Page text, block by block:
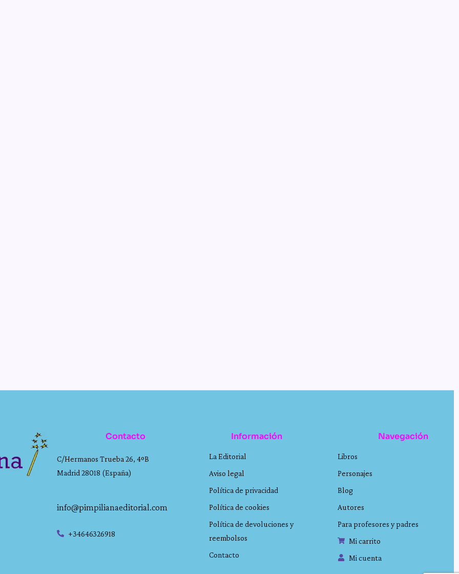
Contacto
C/Hermanos Trueba 26, 4ºB
Madrid 28018 (España)
info@pimpilianaeditorial.com
+34646326918
Información
La Editorial
Aviso legal
Política de privacidad
Política de cookies
Política de devoluciones y
reembolsos
Contacto
Navegación
Libros
Personajes
Blog
Autores
Para profesores y padres
Mi carrito
Mi cuenta